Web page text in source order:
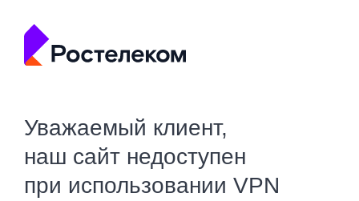
Уважаемый клиент,
наш сайт недоступен
при использовании VPN